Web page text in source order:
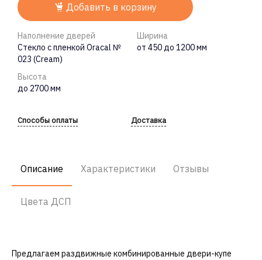
Добавить в корзину
Наполнение дверей
Стекло с пленкой Oracal №
023 (Cream)
Ширина
от 450 до 1200 мм
Высота
до 2700 мм
Способы оплаты Доставка
Описание Характеристики Отзывы
Цвета ДСП
Предлагаем раздвижные комбинированные двери-купе